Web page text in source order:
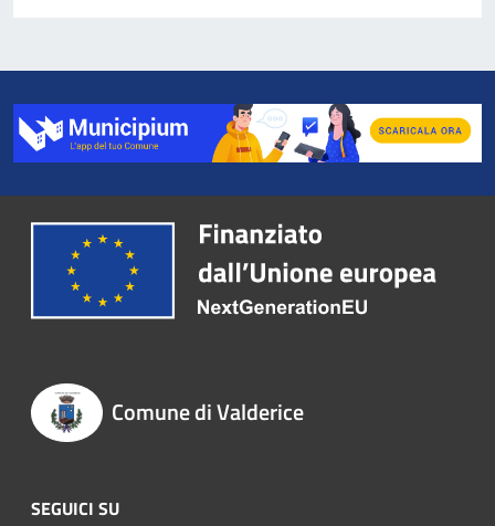
Comune di Valderice
SEGUICI SU